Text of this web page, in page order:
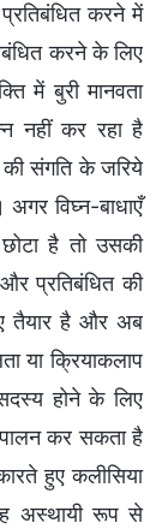
करने में
करने के लिए
में बुरी मानवता
नहीं कर रहा है
संगति के जरिये
विघ्न-बाधाएँ
है तो उसकी
प्रतिबंधित की
तैयार है और अब
या क्रियाकलाप
होने के लिए
कर सकता है
हुए कलीसिया
अस्थायी रूप से